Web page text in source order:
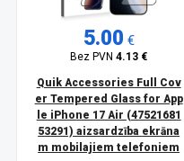
5.00 €
Bez PVN4.13 €
Quik Accessories Full Cov
er Tempered Glass for App
le iPhone 17 Air (47521681
53291) aizsardzība ekrāna
m mobilajiem telefoniem